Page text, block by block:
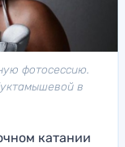
фотосессию.
в
катании